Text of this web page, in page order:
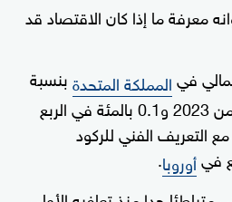
معرفة ما إذا كان الاقتصاد قد
فيالمملكة المتحدةبنسبة
0.3 بالمئة في الربع الأخير من 2023 و0.1 بالمئة في الربع
التعريف الفني للركود
فيأوروبا.